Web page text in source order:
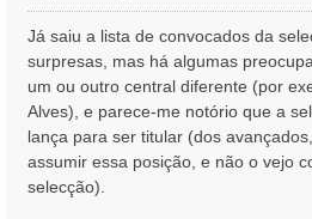
e
n
a
g
e
m
Já saiu a lista de convocados da
surpresas, mas há algumas
um ou outro central diferente (por
Alves), e parece-me notório que a
lança para ser titular (dos
assumir essa posição, e não o vejo
selecção).